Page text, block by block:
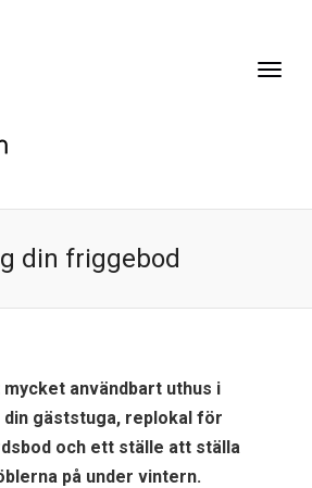
din friggebod
användbart uthus i
gäststuga, replokal för
och ett ställe att ställa
på under vintern.